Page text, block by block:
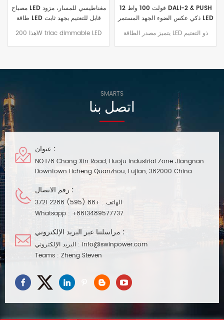
12 فولت 100 واط DALI-2 & PUSH
ذكي عكس الضوء الجهد المستمر LED
يتميز مصدر الطاقة LED ذو التعتيم
يمكنها ضبط جهد الإخراج وتعيين رمز
العنوان من خلال جهاز NFC الذكي. إنها
مناسبة للتركيب والاستخدام في
170-265vAC إلى 12vDC ثابت جهد
فلطي led سائق 250w إمدادات
12vDC ثابت جهد فلطي led سائق هو
GKOFD07
SMARTS
اتصل بنا
عنوان :
NO.178 Chang Xin Road, Huoju Industrial Zone Jiangnan
Downtown Licheng Quanzhou, Fujian, 362000 China
رقم الاتصال :
الهاتف : +86 (595) 2286 3721
Whatsapp : +8613489577737
مراسلتنا عبر البريد الإلكتروني :
البريد الإلكتروني : info@swinpower.com
Teams : Zheng Steven